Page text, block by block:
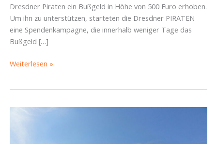
Dresdner Piraten ein Bußgeld in Höhe von 500 Euro erhoben.
Um ihn zu unterstützen, starteten die Dresdner PIRATEN
eine Spendenkampagne, die innerhalb weniger Tage das
Bußgeld […]
Spendenaktion
Weiterlesen »